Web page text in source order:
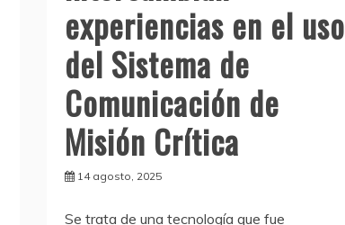
experiencias en el uso
del Sistema de
Comunicación de
Misión Crítica
14 agosto, 2025
Se trata de una tecnología que fue